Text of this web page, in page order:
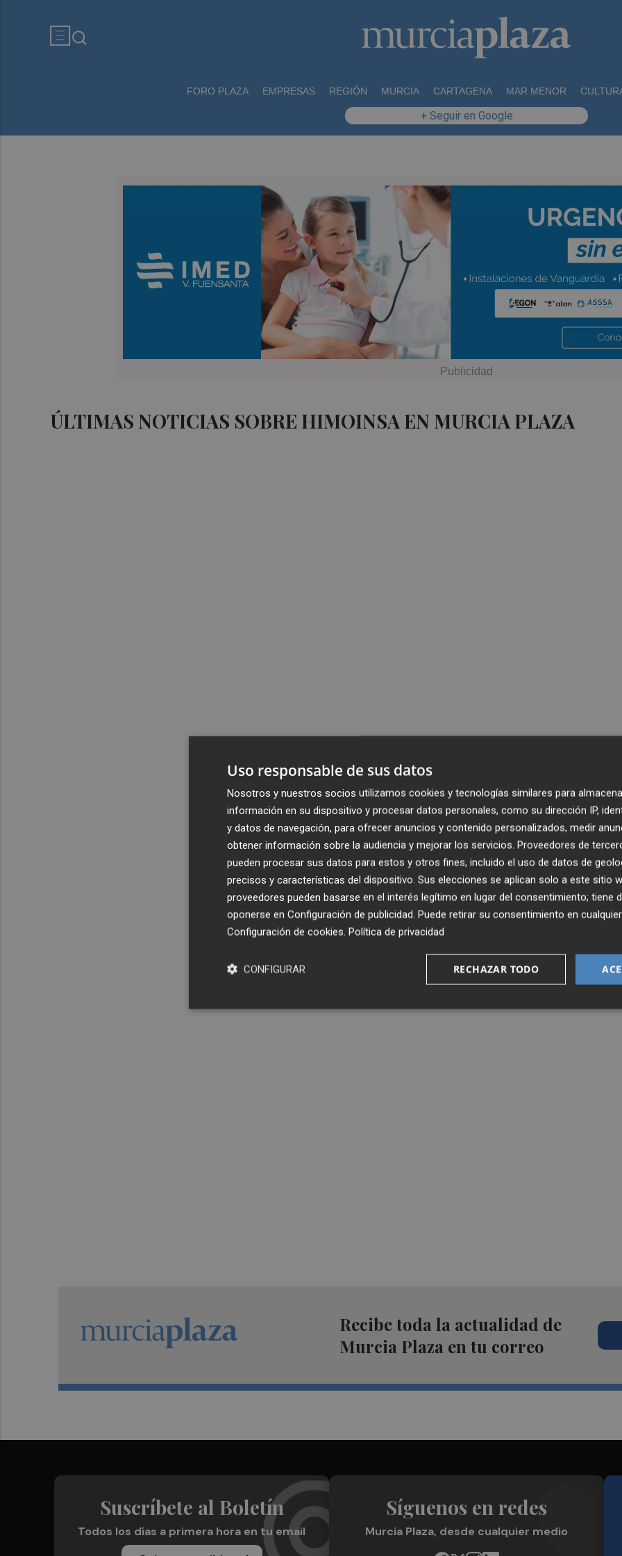
FORO PLAZA EMPRESAS REGIÓN MURCIA CARTAGENA MAR MENOR
+ Seguir en Google
ÚLTIMAS NOTICIAS SOBRE HIMOINSA EN MURCIA PLAZA
Recibe toda la actualidad de
Murcia Plaza en tu correo
Suscríbete al Boletín
Todos los días a primera hora en tu email
Síguenos en redes
Murcia Plaza, desde cualquier medio
Uso responsable de sus datos
Nosotros y nuestros socios utilizamos cookies y tecnologías similares para
información en su dispositivo y procesar datos personales, como su dirección IP,
y datos de navegación, para ofrecer anuncios y contenido personalizados, medir
obtener información sobre la audiencia y mejorar los servicios. Proveedores de
pueden procesar sus datos para estos y otros fines, incluido el uso de datos de
precisos y características del dispositivo. Sus elecciones se aplican solo a este sitio
proveedores pueden basarse en el interés legítimo en lugar del consentimiento; tiene
oponerse en Configuración de publicidad. Puede retirar su consentimiento en
Configuración de cookies. Política de privacidad
RECHAZAR TODO
CONFIGURAR